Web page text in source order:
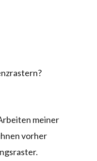
meiner
vorher